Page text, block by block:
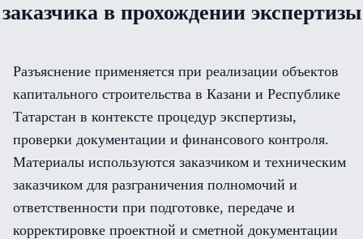
заказчика в прохождении экспертизы
Разъяснение применяется при реализации объектов
капитального строительства в Казани и Республике
Татарстан в контексте процедур экспертизы,
проверки документации и финансового контроля.
Материалы используются заказчиком и техническим
заказчиком для разграничения полномочий и
ответственности при подготовке, передаче и
корректировке проектной и сметной документации